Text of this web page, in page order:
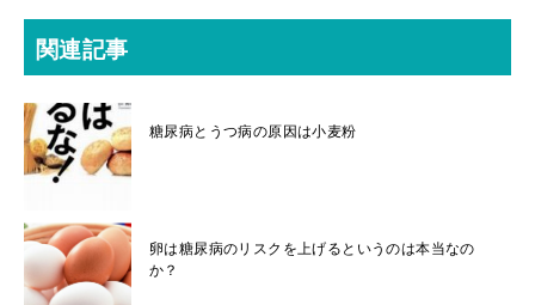
関連記事
糖尿病とうつ病の原因は小麦粉
卵は糖尿病のリスクを上げるというのは本当なの
か？